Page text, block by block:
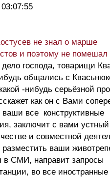
не знал о марше
и поэтому не
господа, товарищи
общались с
-нибудь серьёзной
как он с Вами
ваши все конструктивные
заключит с вами устный
и совместной
разместить ваши
в СМИ, направит запросы
во все иностранные